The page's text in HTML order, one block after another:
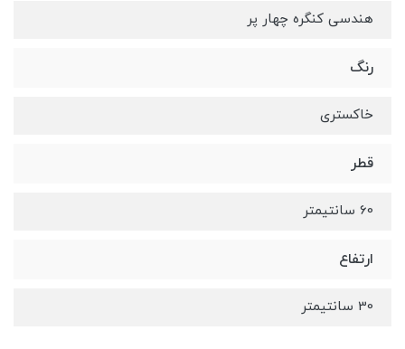
هندسی کنگره چهار پر
رنگ
خاکستری
قطر
60 سانتیمتر
ارتفاع
30 سانتیمتر